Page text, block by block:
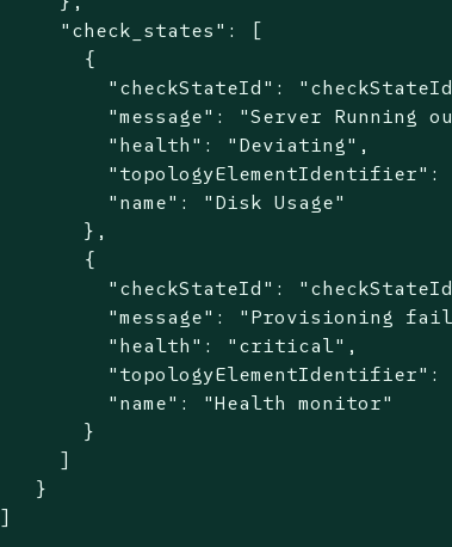
"check_states" : [
{
"checkStateId" :
"message" : "Server Running
"health" : "Deviating" ,
"topologyElementIdentifier" :
"name" : "Disk Usage"
},
{
"checkStateId" :
"message" : "Provisioning
"health" : "critical" ,
"topologyElementIdentifier" :
"name" : "Health monitor"
}
]
}